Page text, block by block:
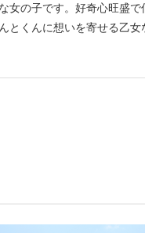
女の子です。好奇心旺盛で
とくんに想いを寄せる乙女